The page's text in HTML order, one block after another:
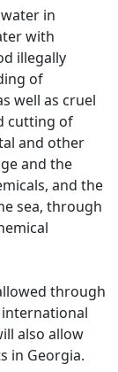
in
with
illegally
of
well as cruel
cutting of
and other
and the
and the
sea, through
through
also allow
in Georgia.